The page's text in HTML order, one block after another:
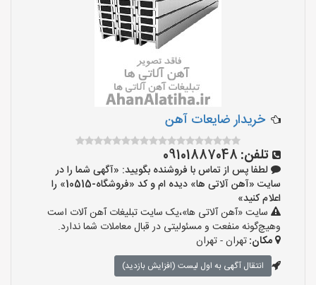
خریدار ضایعات آهن
تلفن: 09101887048
لطفا پس از تماس با فروشنده بگویید: «آگهی شما را در
سایت «آهن آلاتی ها» دیده ام و کد «فروشگاه-10515» را
اعلام کنید»
سایت «آهن آلاتی ها»،یک سایت تبلیغات آهن آلات است
وهیچ‌گونه منفعت و مسئولیتی در قبال معاملات شما ندارد.
مکان:تهران - تهران
انتقال آگهی به اول لیست (افزایش بازدید)